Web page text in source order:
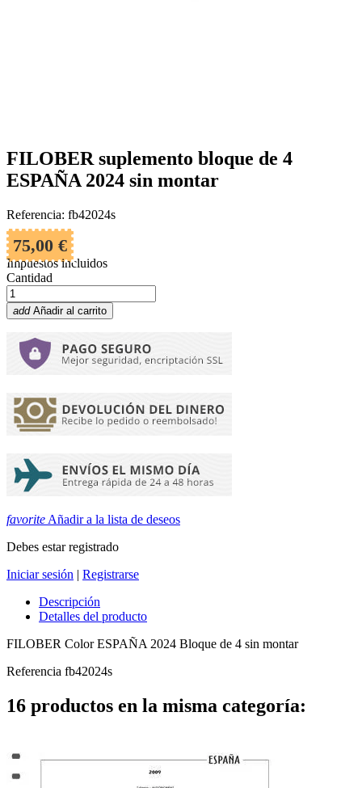
FILOBER suplemento bloque de 4
ESPAÑA 2024 sin montar
Referencia: fb42024s
75,00 €
Impuestos incluidos
Cantidad
add Añadir al carrito
favorite Añadir a la lista de deseos
Debes estar registrado
Iniciar sesión | Registrarse
Descripción
Detalles del producto
FILOBER Color ESPAÑA 2024 Bloque de 4 sin montar
Referencia fb42024s
16 productos en la misma categoría: